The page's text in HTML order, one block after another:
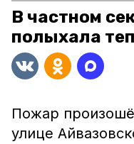
В частном
полыхала
Пожар
улице